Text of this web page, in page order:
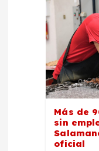
Más de
sin
oficial